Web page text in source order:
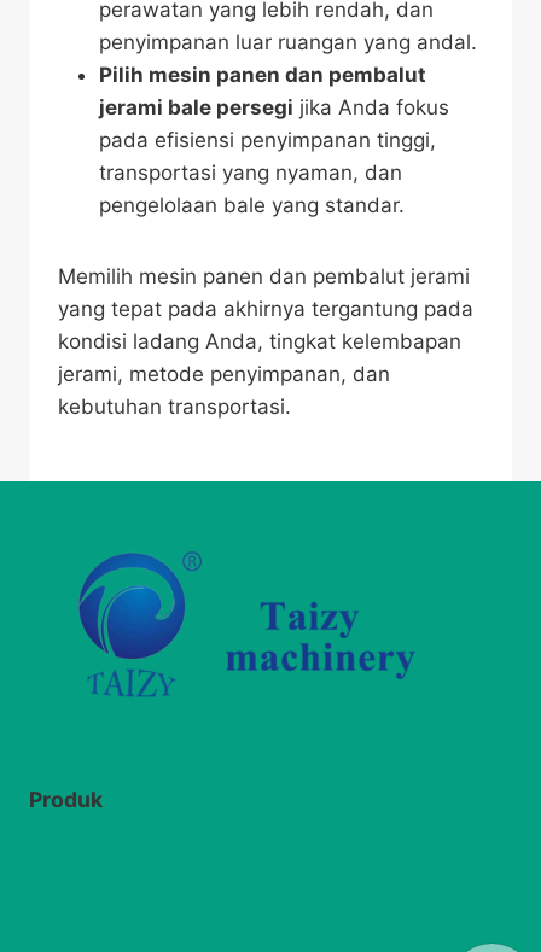
perawatan yang lebih rendah, dan
penyimpanan luar ruangan yang andal.
Pilih mesin panen dan pembalut
jerami bale persegi jika Anda fokus
pada efisiensi penyimpanan tinggi,
transportasi yang nyaman, dan
pengelolaan bale yang standar.
Memilih mesin panen dan pembalut jerami
yang tepat pada akhirnya tergantung pada
kondisi ladang Anda, tingkat kelembapan
jerami, metode penyimpanan, dan
kebutuhan transportasi.
Produk